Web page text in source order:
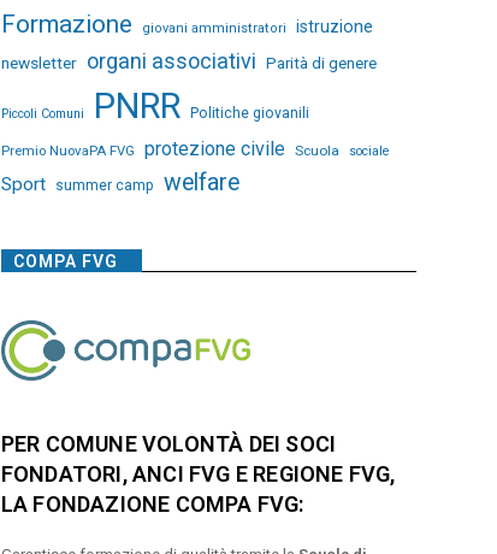
Formazione giovani amministratori
istruzione
newsletter organi associativi Parità di genere
Piccoli Comuni PNRR Politiche giovanili
Premio NuovaPA FVG protezione civile Scuola sociale
Sport summer camp welfare
COMPA FVG
PER COMUNE VOLONTÀ DEI SOCI
FONDATORI, ANCI FVG E REGIONE FVG,
LA FONDAZIONE COMPA FVG: